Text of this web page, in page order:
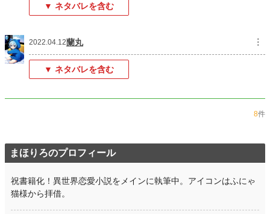
▼ ネタバレを含む
2022.04.12蘭丸 ︙
▼ ネタバレを含む
8件
まほりろのプロフィール
祝書籍化！異世界恋愛小説をメインに執筆中。アイコンはふにゃ
猫様から拝借。